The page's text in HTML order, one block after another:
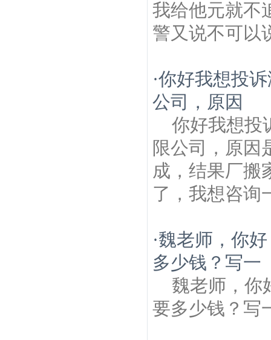
我给他元就不
警又说不可以
·你好我想投
公司，原因
你好我想投
限公司，原因
成，结果厂搬
了，我想咨询
·魏老师，你
多少钱？写一
魏老师，你
要多少钱？写